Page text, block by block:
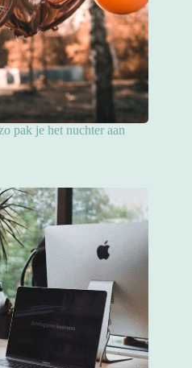
pak je het nuchter aan